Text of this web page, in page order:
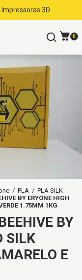
3D
0
/ PLA / PLA SILK
BY ERYONE HIGH
1.75MM 1KG
BY
SILK
E